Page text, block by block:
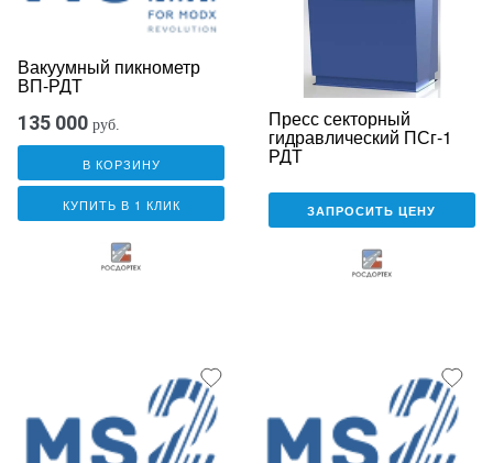
Вакуумный пикнометр
ВП-РДТ
135 000 руб.
В КОРЗИНУ
КУПИТЬ В 1 КЛИК
Пресс секторный
гидравлический ПСг-1
РДТ
ЗАПРОСИТЬ ЦЕНУ